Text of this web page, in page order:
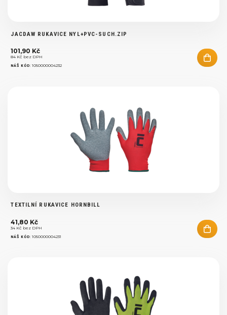
JACDAW RUKAVICE NYL+PVC-SUCH.ZIP
101,90 Kč
84 Kč bez DPH
NÁŠ KÓD:1050000004232
TEXTILNÍ RUKAVICE HORNBILL
41,80 Kč
34 Kč bez DPH
NÁŠ KÓD:1050000004231